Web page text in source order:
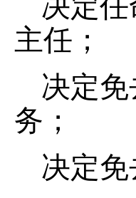
决定
主任；
决定
务；
决定